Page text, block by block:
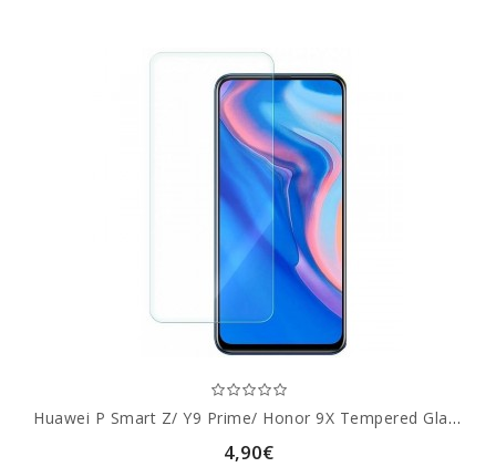
Huawei P Smart Z/ Y9 Prime/ Honor 9X Tempered Glass 9H Προστασία Οθόνης
4,90€